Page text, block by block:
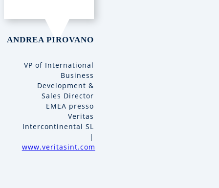
ANDREA PIROVANO
VP of International
Business
Development &
Sales Director
EMEA presso
Veritas
Intercontinental SL
|
www.veritasint.com